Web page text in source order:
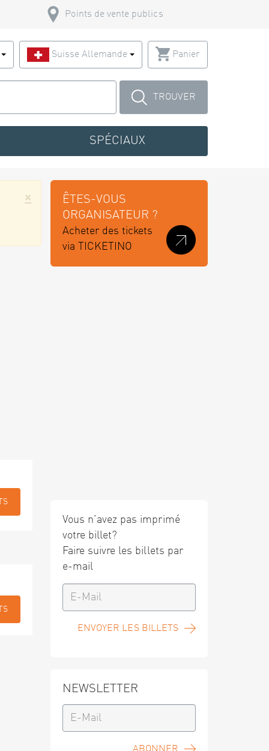
Points de vente publics
Suisse Allemande Panier
TROUVER
SPÉCIAUX
×
ÊTES-VOUS
ORGANISATEUR ?
Acheter des tickets
via TICKETINO
Vous n’avez pas imprimé
votre billet?
Faire suivre les billets par
e-mail
ENVOYER LES BILLETS
NEWSLETTER